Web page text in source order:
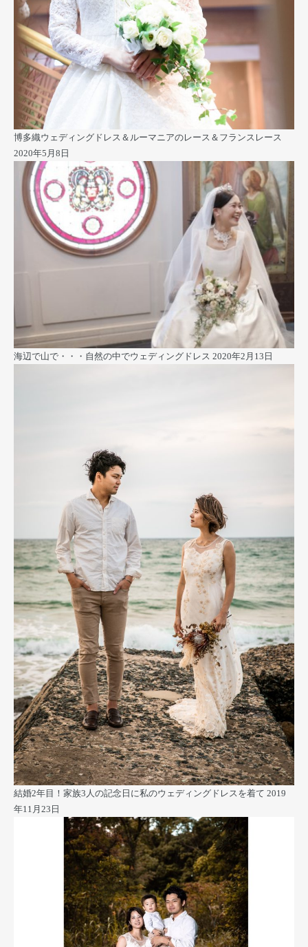
博多織ウェディングドレス＆ルーマニアのレース＆フランスレース
2020年5月8日
海辺で山で・・・自然の中でウェディングドレス 2020年2月13日
結婚2年目！家族3人の記念日に私のウェディングドレスを着て 2019
年11月23日